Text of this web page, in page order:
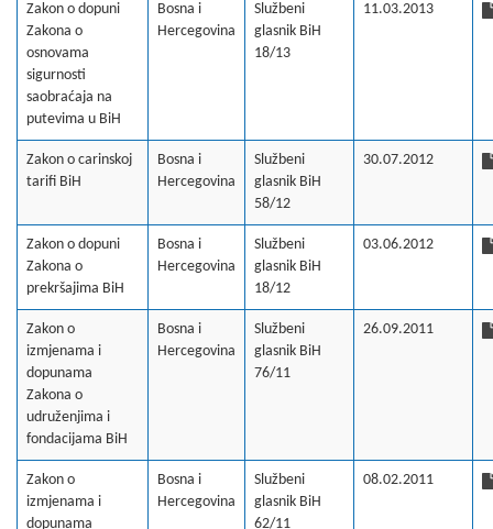
Zakon o dopuni
Zakona o
osnovama
sigurnosti
saobraćaja na
putevima u BiH
Bosna i
Hercegovina
Službeni
glasnik BiH
18/13
11.03.2013
Zakon o carinskoj
tarifi BiH
Bosna i
Hercegovina
Službeni
glasnik BiH
58/12
30.07.2012
Zakon o dopuni
Zakona o
prekršajima BiH
Bosna i
Hercegovina
Službeni
glasnik BiH
18/12
03.06.2012
Zakon o
izmjenama i
dopunama
Zakona o
udruženjima i
fondacijama BiH
Bosna i
Hercegovina
Službeni
glasnik BiH
76/11
26.09.2011
Zakon o
izmjenama i
dopunama
Bosna i
Hercegovina
Službeni
glasnik BiH
62/11
08.02.2011